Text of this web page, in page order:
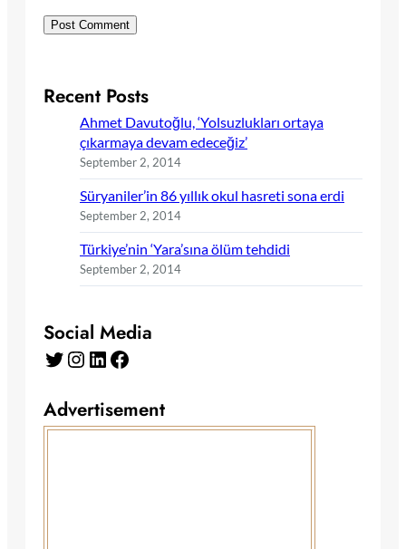
Recent Posts
Ahmet Davutoğlu, ‘Yolsuzlukları ortaya
çıkarmaya devam edeceğiz’
September 2, 2014
Süryaniler’in 86 yıllık okul hasreti sona erdi
September 2, 2014
Türkiye’nin ‘Yara’sına ölüm tehdidi
September 2, 2014
Social Media
Twitter Instagram LinkedIn Facebook
Advertisement